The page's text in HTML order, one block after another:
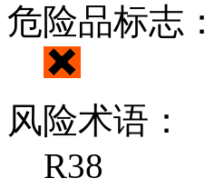
危险品标志：
风险术语：
R38